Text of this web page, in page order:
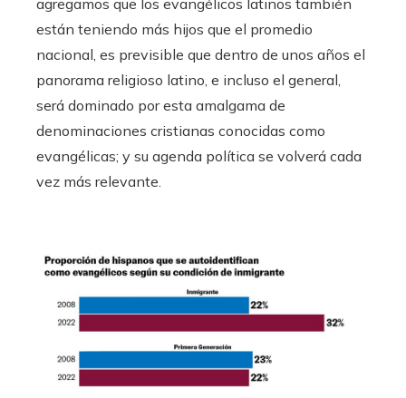
agregamos que los evangélicos latinos también
están teniendo más hijos que el promedio
nacional, es previsible que dentro de unos años el
panorama religioso latino, e incluso el general,
será dominado por esta amalgama de
denominaciones cristianas conocidas como
evangélicas; y su agenda política se volverá cada
vez más relevante.